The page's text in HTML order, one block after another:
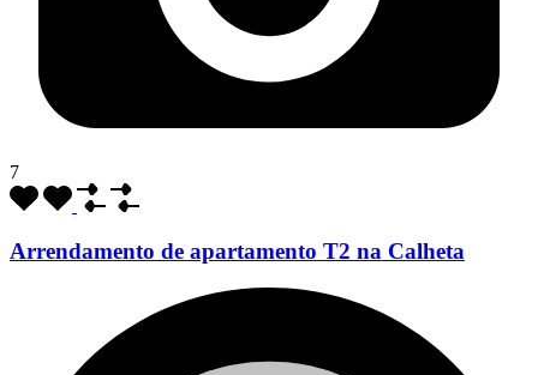
7
Arrendamento de apartamento T2 na Calheta